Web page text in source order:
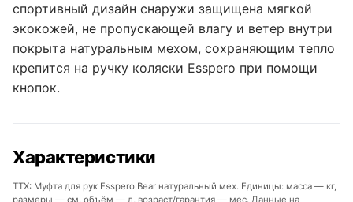
спортивный дизайн снаружи защищена мягкой
экокожей, не пропускающей влагу и ветер внутри
покрыта натуральным мехом, сохраняющим тепло
крепится на ручку коляски Esspero при помощи
кнопок.
Характеристики
ТТХ: Муфта для рук Esspero Bear натуральный мех. Единицы: масса — кг,
размеры — см, объём — л, возраст/гарантия — мес. Данные на